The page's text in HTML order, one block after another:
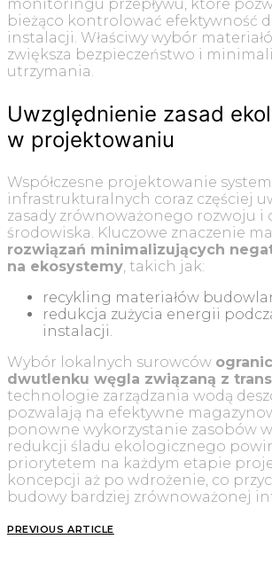
monitoringu przepływu, które
bieżąco kontrolować efektywność
instalacji. Właściwy wybór
zwiększa bezpieczeństwo i
utrzymania.
Uwzględnienie zasad
w projektowaniu
Współczesne projektowanie
infrastrukturalnych coraz częściej
zasady zrównoważonego rozwoju i
środowiska. Kluczowe znaczenie ma
rozwiązań minimalizujących
na ekosystemy, takich jak:
recykling materiałów
redukcja zużycia energii
instalacji.
Wybór lokalnych surowców
dwutlenku węgla związaną z
technologie zarządzania wodą
pozwalają na efektywne
ponowne wykorzystanie zasobów
redukcji śladu ekologicznego
priorytetem na każdym etapie
koncepcji aż po wdrożenie, co
budowy bardziej zrównoważonej
PREVIOUS ARTICLE